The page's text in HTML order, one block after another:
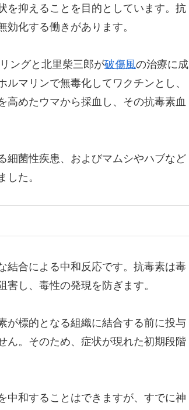
を抑えることを目的としています。抗
化する働きがあります。
ングと北里柴三郎が破傷風の治療に成
マリンで無毒化してワクチンとし、
高めたウマから採血し、その抗毒素血
細菌性疾患、およびマムシやハブなど
た。
結合による中和反応です。抗毒素は毒
し、毒性の発現を防ぎます。
が標的となる組織に結合する前に投与
ん。そのため、症状が現れた初期段階
中和することはできますが、すでに神